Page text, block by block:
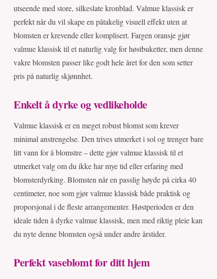
utseende med store, silkeslate kronblad. Valmue klassisk er
perfekt når du vil skape en påtakelig visuell effekt uten at
blomsten er krevende eller komplisert. Fargen oransje gjør
valmue klassisk til et naturlig valg for høstbuketter, men denne
vakre blomsten passer like godt hele året for den som setter
pris på naturlig skjønnhet.
Enkelt å dyrke og vedlikeholde
Valmue klassisk er en meget robust blomst som krever
minimal anstrengelse. Den trives utmerket i sol og trenger bare
litt vann for å blomstre – dette gjør valmue klassisk til et
utmerket valg om du ikke har mye tid eller erfaring med
blomsterdyrking. Blomsten når en passlig høyde på cirka 40
centimeter, noe som gjør valmue klassisk både praktisk og
proporsjonal i de fleste arrangementer. Høstperioden er den
ideale tiden å dyrke valmue klassisk, men med riktig pleie kan
du nyte denne blomsten også under andre årstider.
Perfekt vaseblomt for ditt hjem